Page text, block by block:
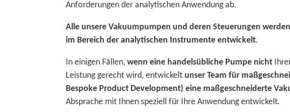
Anforderungen der analytischen Anwendung ab.
Alle unsere Vakuumpumpen und deren Steuerungen
im Bereich der analytischen Instrumente entwickelt.
In einigen Fällen,wenn eine handelsübliche Pumpe nicht
Leistung gerecht wird, entwickelt unser Team für
Bespoke Product Development) eine maßgeschneiderte
Absprache mit Ihnen speziell für Ihre Anwendung entwickelt.